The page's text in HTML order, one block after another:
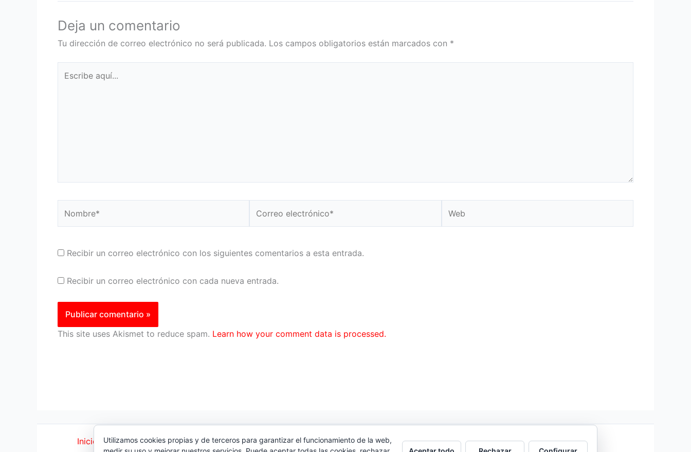
Deja un comentario
Tu dirección de correo electrónico no será publicada. Los campos obligatorios están marcados con *
aquí...
electrónico*
Recibir un correo electrónico con los siguientes comentarios a esta entrada.
Recibir un correo electrónico con cada nueva entrada.
This site uses Akismet to reduce spam. Learn how your comment data is processed.
Inicio |Política Cookies|Política Privacidad|Contacto
Utilizamos cookies propias y de terceros para garantizar el funcionamiento de la web,